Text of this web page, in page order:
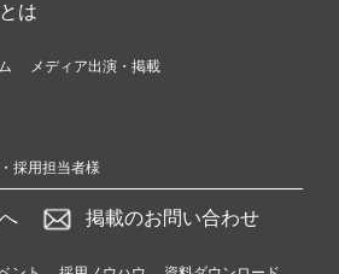
は
メディア出演・掲載
採用担当者様
掲載のお問い合わせ